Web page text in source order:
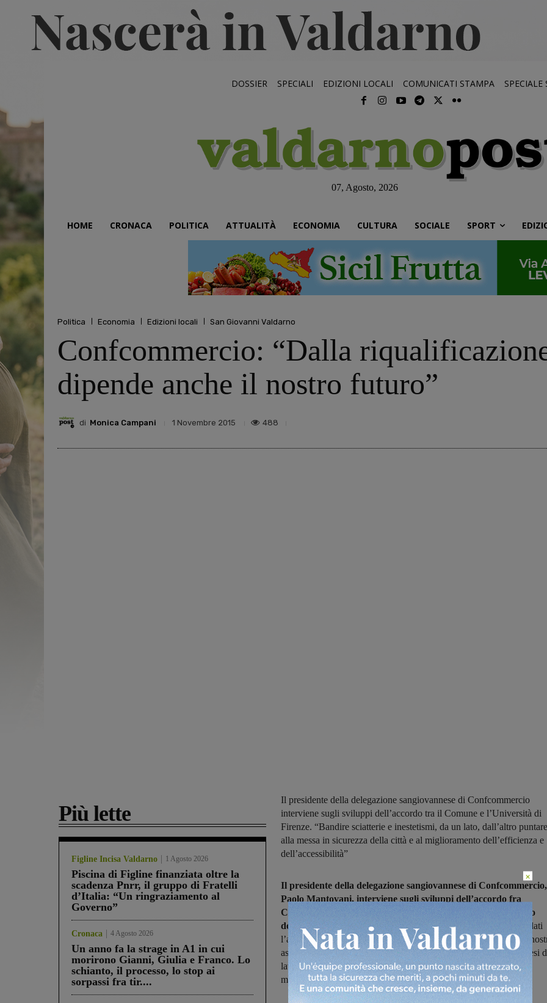
DOSSIER SPECIALI EDIZIONI LOCALI COMUNICATI STAMPA SPECIALE
07, Agosto, 2026
HOME CRONACA POLITICA ATTUALITÀ ECONOMIA CULTURA SOCIALE SPORT
Politica Economia Edizioni locali San Giovanni Valdarno
Confcommercio: “Dalla
dipende anche il nostro futuro”
di Monica Campani 1 Novembre 2015 488
Più lette
Figline Incisa Valdarno 1 Agosto 2026
Piscina di Figline finanziata oltre la
scadenza Pnrr, il gruppo di Fratelli
d’Italia: “Un ringraziamento al
Governo”
Cronaca 4 Agosto 2026
Un anno fa la strage in A1 in cui
morirono Gianni, Giulia e Franco. Lo
schianto, il processo, lo stop ai
sorpassi fra tir....
Il presidente della delegazione sangiovannese di Confcommercio
interviene sugli sviluppi dell’accordo tra il Comune e l’Università di
Firenze. “Bandire sciatterie e inestetismi, da un lato, dall’altro puntare
alla messa in sicurezza della città e al miglioramento dell’efficienza e
dell’accessibilità”
Il presidente della delegazione sangiovannese di Confcommercio,
Paolo Mantovani, interviene sugli sviluppi dell’accordo fra
Comune e Università di Firenze per ridisegnare il nuovo volto
della città. “Confidiamo che in questa prima fase di raccolta dei dati
l’amministrazione voglia tenere presente le considerazioni che la
associazione di categoria aveva già espresso tempo fa in una ipotesi
lavoro che poi purtroppo non ha trovato finanziatori ma che ora
mettiamo volentieri a disposizione della città”.
×